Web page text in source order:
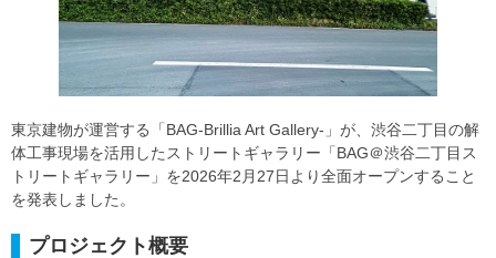
東京建物が運営する「BAG-Brillia Art Gallery-」が、渋谷二丁目の解
体工事現場を活用したストリートギャラリー「BAG＠渋谷二丁目ス
トリートギャラリー」を2026年2月27日より全面オープンすること
を発表しました。
プロジェクト概要